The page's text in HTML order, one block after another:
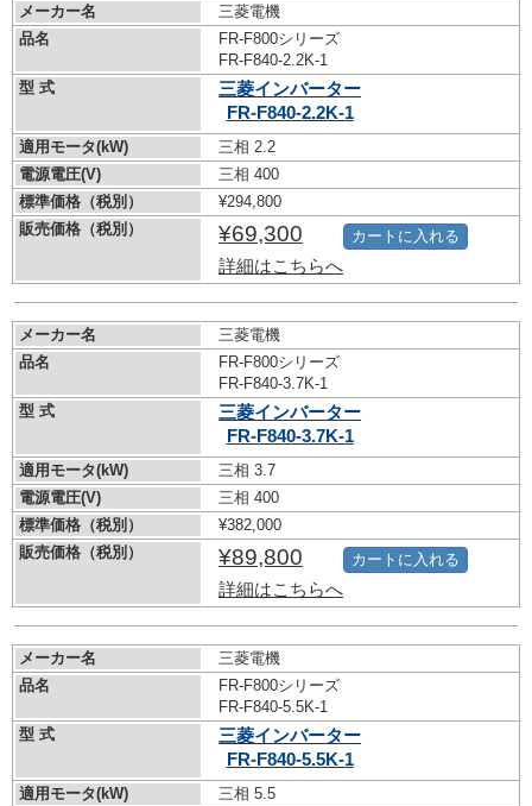
メーカー名
三菱電機
品名
FR-F800シリーズ
FR-F840-2.2K-1
型 式
三菱インバーター
FR-F840-2.2K-1
適用モータ(kW)
三相 2.2
電源電圧(V)
三相 400
標準価格（税別）
¥294,800
販売価格（税別）
¥69,300
詳細はこちらへ
カートに入れる
メーカー名
三菱電機
品名
FR-F800シリーズ
FR-F840-3.7K-1
型 式
三菱インバーター
FR-F840-3.7K-1
適用モータ(kW)
三相 3.7
電源電圧(V)
三相 400
標準価格（税別）
¥382,000
販売価格（税別）
¥89,800
詳細はこちらへ
カートに入れる
メーカー名
三菱電機
品名
FR-F800シリーズ
FR-F840-5.5K-1
型 式
三菱インバーター
FR-F840-5.5K-1
適用モータ(kW)
三相 5.5